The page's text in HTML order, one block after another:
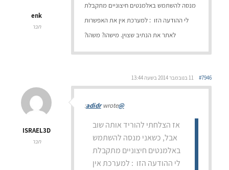
enk
חבר
מנסה להשתמש באלמנטים חיצוניים מתקבלת
לי ההודעה הזו : למערכת אין את האפשרות
לאתר את הנתיב שצוין. מישהו? משהו?
11 בנובמבר 2014 בשעה 13:44 #7946
ISRAEL3D
חבר
@adidr
wrote:
אז הצלחתי להוריד אותה שוב
אבל, כשאני מנסה להשתמש
באלמנטים חיצוניים מתקבלת
לי ההודעה הזו : למערכת אין